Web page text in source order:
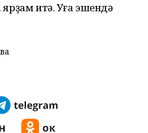
итә. Уға эшендә